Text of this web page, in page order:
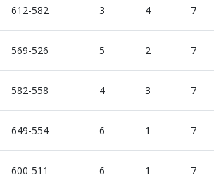
612-582 3 4 7
569-526 5 2 7
582-558 4 3 7
649-554 6 1 7
600-511 6 1 7